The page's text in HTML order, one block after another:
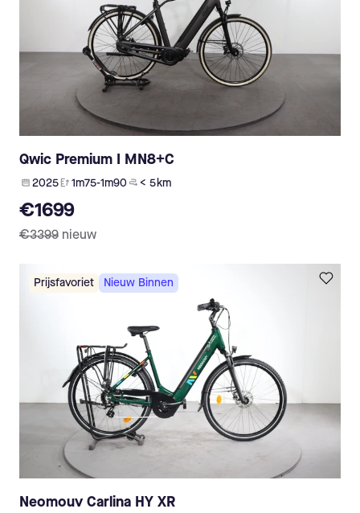
Qwic Premium I MN8+C
2025 1m75-1m90 < 5 km
€1699
€3399 nieuw
Prijsfavoriet Nieuw Binnen
Neomouv Carlina HY XR